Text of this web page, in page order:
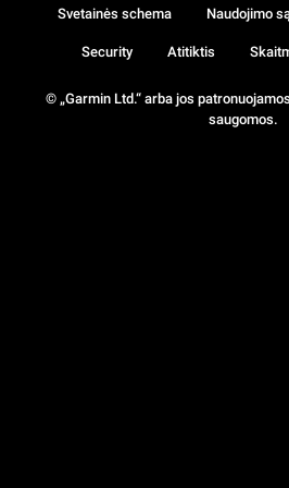
© „Garmin Ltd.“ arba jos
saugomos.
Svetainės schema Naudojimo
Security Atitiktis